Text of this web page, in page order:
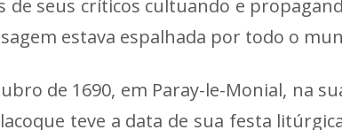
seus críticos cultuando e
estava espalhada por todo o
de 1690, em Paray-le-Monial, na
teve a data de sua festa